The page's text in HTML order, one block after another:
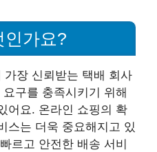
인가요?
가장 신뢰받는 택배 회사
구를 충족시키기 위해
어요. 온라인 쇼핑의 확
스는 더욱 중요해지고 있
르고 안전한 배송 서비